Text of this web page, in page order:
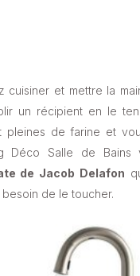
cuisiner et mettre la
un récipient en le
pleines de farine et
Déco Salle de Bains
de Jacob Delafon
de le toucher.